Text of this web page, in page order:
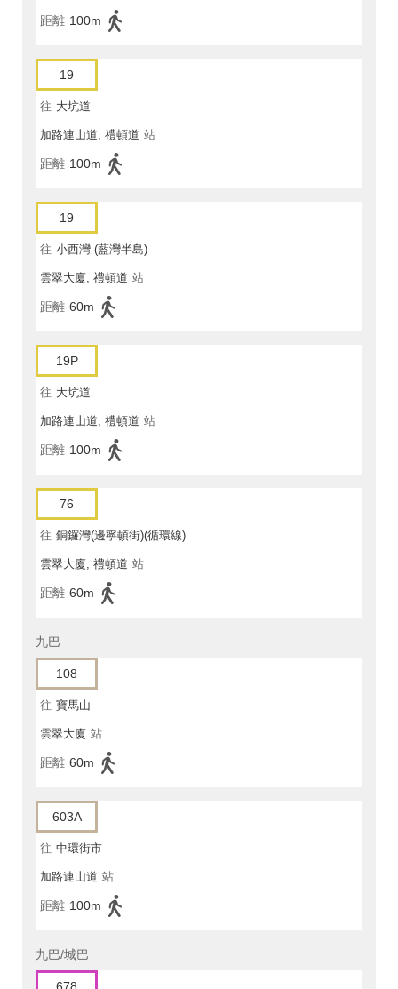
距離 100m
19
往 大坑道
加路連山道, 禮頓道 站
距離 100m
19
往 小西灣 (藍灣半島)
雲翠大廈, 禮頓道 站
距離 60m
19P
往 大坑道
加路連山道, 禮頓道 站
距離 100m
76
往 銅鑼灣(邊寧頓街)(循環線)
雲翠大廈, 禮頓道 站
距離 60m
九巴
108
往 寶馬山
雲翠大廈 站
距離 60m
603A
往 中環街市
加路連山道 站
距離 100m
九巴/城巴